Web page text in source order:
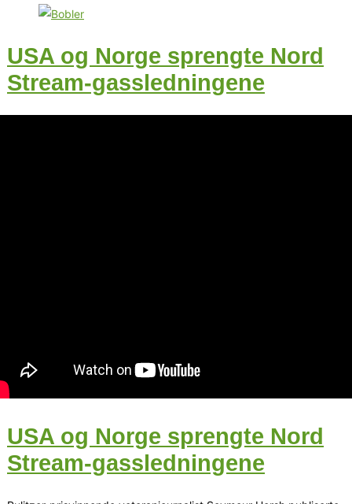
USA og Norge sprengte Nord
Stream-gassledningene
USA og Norge sprengte Nord
Stream-gassledningene